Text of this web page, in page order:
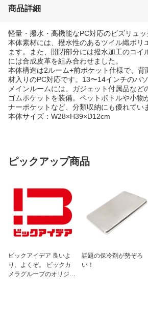
商品詳細
軽量・撥水・高機能なPC対応のビズリュッ
本体素材には、撥水性のあるツイル織ポリ
ます。また、開閉部分には撥水加工のコイ
には合成皮革を組み合わせました。
本体構造は2ルーム+前ポケット仕様で、背
材入りのPC対応です。13〜14インチのパ
メインルームには、ガジェット付属品など
ゴムポケットを装備。ペットボトルや小物
ナーポケットなど、分類収納にも優れてい
本体サイズ：W28×H39×D12cm
ピックアップ商品
ビックアイデア 良いよ
り、よくぞ。 ビックカ
メラグループのオリジナ
話題の保冷剤が勢ぞろ
い！